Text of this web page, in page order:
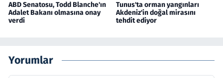
ABD Senatosu, Todd Blanche'ın
Adalet Bakanı olmasına onay
verdi
Tunus'ta orman yangınları
Akdeniz'in doğal mirasını
tehdit ediyor
Yorumlar